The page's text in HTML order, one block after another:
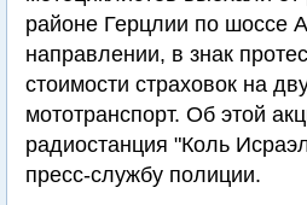
районе Герцлии по шоссе
направлении, в знак
стоимости страховок на
мототранспорт. Об этой
радиостанция "Коль
пресс-службу полиции.